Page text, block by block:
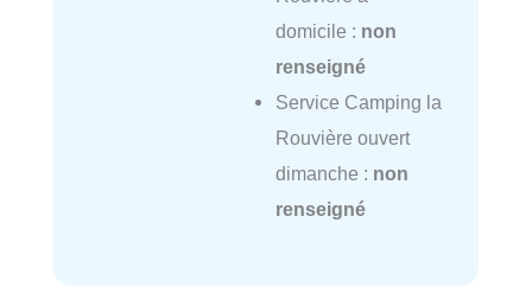
domicile : non
renseigné
Service Camping la
Rouvière ouvert
dimanche : non
renseigné